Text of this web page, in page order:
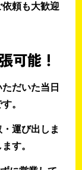
頼も大歓迎
可能！
だいた当日
。
運び出しま
す。